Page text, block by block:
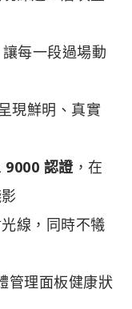
讓每一段過場動
現鮮明、真實
認證，在
線，同時不犧
管理面板健康狀